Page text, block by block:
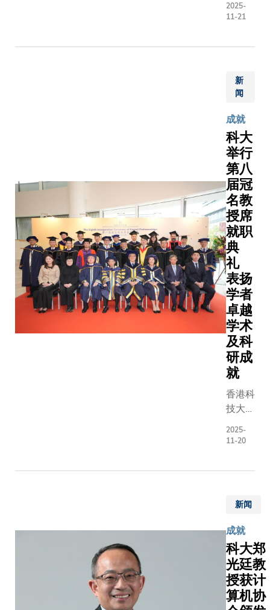
研究学
者」荣
学者合共
币1,972
万元经
于深化前
沿科研探
索，加快
科研成果
转化，并
为推动产
业升级注
入新动
力。科大
副校长
（研究及
发展）郑
光廷教授
衷心祝贺
三位学
者，并表
示：「香
港特区政
编制本港
首份五年
规划，与
国家『十
划紧密对
一项重点
推动基础
科研成果
转化，并
以人工智
能赋能产
业发展，
工程学系
讲座教授
工程学系
讲座教
依曼研究
院院长贾
佳亚教
授、计算
机科学及
工程学系
教授易珂
教授，以
及科大
（广州）
协理副校
长（知识
转移）及
人工智能
学域讲座
教授熊辉
教授，以
分别表彰
电路和计
算系统设
计自动
化、软硬
计; 计算
割、场景
析; 数据
库查询处
理理论及
实践; 以
及人工智
能及移动
大）首
程学系
与电子
及计算
机工程
学系讲
座教授
郭毅可
教授当
选为中
国工程
院外籍
院士，
以表彰
其在信
息与电
子工程
学领域
的卓越
贡献。
中国工
程院作
为国家
工程科
界最高
程科学
域终身
享有的
最高学
术成
就。郭
教授表
2025-
11-21
新
闻
成就
科大
举行
第八
届冠
名教
授席
就职
典
礼
表扬
学者
卓越
学术
及科
研成
就
香港科
技大学
大）今
职典
礼，向
七位杰
出教授
颁发冠
名教授
席，并
2025-
11-20
新闻
成就
科大郑
光廷教
授获计
算机协